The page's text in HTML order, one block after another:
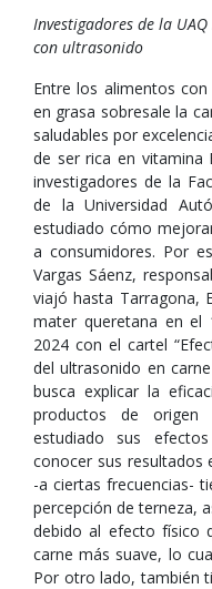
Investigadores de la
con ultrasonido
Entre los alimentos
en grasa sobresale la
saludables por
de ser rica en
investigadores de la
de la Universidad
estudiado cómo
a consumidores. Por
Vargas Sáenz,
viajó hasta Tarragona,
mater queretana en el
2024 con el cartel
del ultrasonido en
busca explicar la
productos de
estudiado sus
conocer sus resultados
-a ciertas frecuencias-
percepción de terneza,
debido al efecto físico
carne más suave, lo
Por otro lado, también